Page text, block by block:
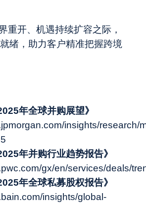
重开、机遇持续扩容之际，
绪，助力客户精准把握跨境
年全球并购展望》
insights/research/
年并购行业趋势报告》
gx/en/services/deals/
年全球私募股权报告》
insights/global-